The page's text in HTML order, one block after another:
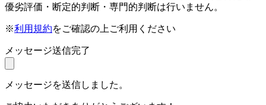
優劣評価・断定的判断・専門的判断は行いません。
※利用規約をご確認の上ご利用ください
メッセージ送信完了
メッセージを送信しました。